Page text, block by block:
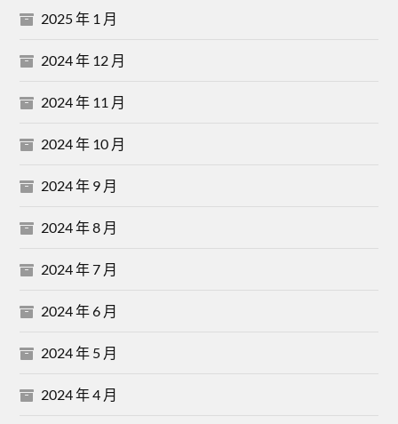
2025 年 1 月
2024 年 12 月
2024 年 11 月
2024 年 10 月
2024 年 9 月
2024 年 8 月
2024 年 7 月
2024 年 6 月
2024 年 5 月
2024 年 4 月